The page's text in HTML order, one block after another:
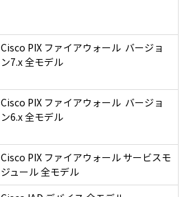
Cisco PIX ファイアウォール バージョ
ン7.x 全モデル
Cisco PIX ファイアウォール バージョ
ン6.x 全モデル
Cisco PIX ファイアウォール サービスモ
ジュール 全モデル